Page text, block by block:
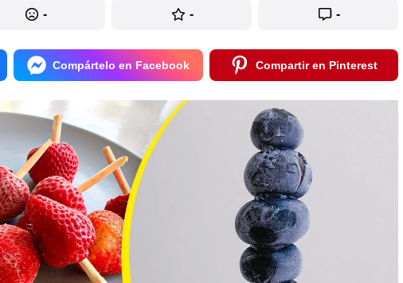
- - -
Compártelo en Facebook Compartir en Pinterest